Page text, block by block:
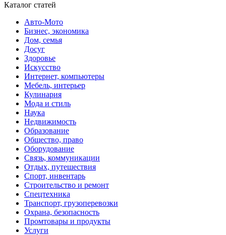
Каталог статей
Авто-Мото
Бизнес, экономика
Дом, семья
Досуг
Здоровье
Искусство
Интернет, компьютеры
Мебель, интерьер
Кулинария
Мода и стиль
Наука
Недвижимость
Образование
Общество, право
Оборудование
Связь, коммуникации
Отдых, путешествия
Спорт, инвентарь
Строительство и ремонт
Спецтехника
Транспорт, грузоперевозки
Охрана, безопасность
Промтовары и продукты
Услуги